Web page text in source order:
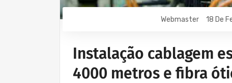
Webmaster 18 De
Instalação cablagem
4000 metros e fibra